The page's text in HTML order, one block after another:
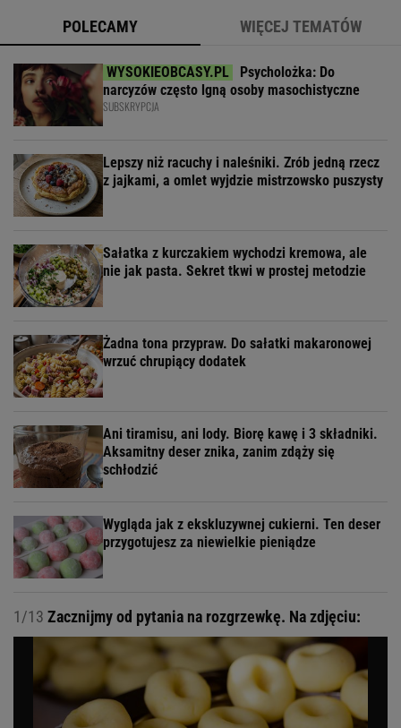
POLECAMY WIĘCEJ TEMATÓW
Psycholożka: Do
narcyzów często lgną osoby masochistyczne
SUBSKRYPCJA
Lepszy niż racuchy i naleśniki. Zrób jedną rzecz
z jajkami, a omlet wyjdzie mistrzowsko puszysty
Sałatka z kurczakiem wychodzi kremowa, ale
nie jak pasta. Sekret tkwi w prostej metodzie
Żadna tona przypraw. Do sałatki makaronowej
wrzuć chrupiący dodatek
Ani tiramisu, ani lody. Biorę kawę i 3 składniki.
Aksamitny deser znika, zanim zdąży się
schłodzić
Wygląda jak z ekskluzywnej cukierni. Ten deser
przygotujesz za niewielkie pieniądze
1/13 Zacznijmy od pytania na rozgrzewkę. Na zdjęciu: